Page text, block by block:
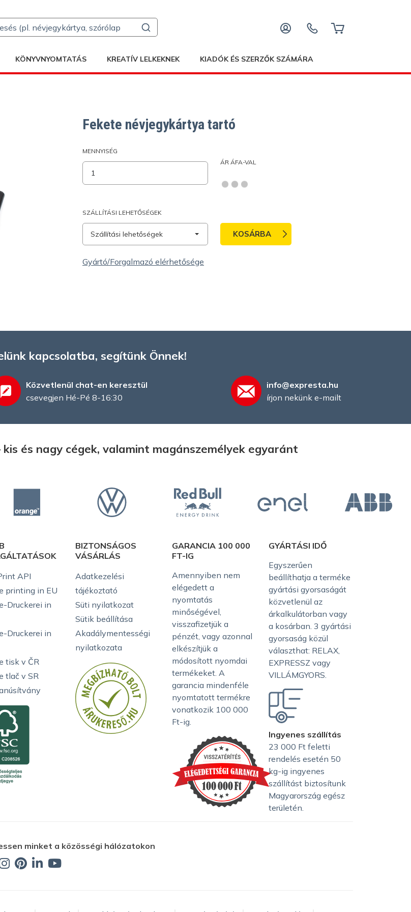
KÖNYVNYOMTATÁS KREATÍV LELKEKNEK KIADÓK ÉS SZERZŐK SZÁMÁRA
Fekete névjegykártya tartó
MENNYISÉG
ÁR ÁFA-VAL
SZÁLLÍTÁSI LEHETŐSÉGEK
Szállítási lehetőségek KOSÁRBA
Gyártó/Forgalmazó elérhetősége
kapcsolatba, segítünk Önnek!
Közvetlenül chat-en keresztül
csevegjen Hé-Pé 8-16:30
info@expresta.hu
írjon nekünk e-mailt
és nagy cégek, valamint magánszemélyek egyaránt
API
printing in EU
Druckerei in
Druckerei in
tisk v ČR
tlač v SR
BIZTONSÁGOS
VÁSÁRLÁS
Adatkezelési
tájékoztató
Süti nyilatkozat
Sütik beállítása
Akadálymentességi
nyilatkozata
GARANCIA 100 000
FT-IG
Amennyiben nem
elégedett a
nyomtatás
minőségével,
visszafizetjük a
pénzét, vagy azonnal
elkészítjük a
módosított nyomdai
termékeket. A
garancia mindenféle
nyomtatott termékre
vonatkozik 100 000
Ft-ig.
GYÁRTÁSI IDŐ
Egyszerűen
beállíthatja a terméke
gyártási gyorsaságát
közvetlenül az
árkalkulátorban vagy
a kosárban. 3 gyártási
gyorsaság közül
választhat: RELAX,
EXPRESSZ vagy
VILLÁMGYORS.
Ingyenes szállítás
23 000 Ft feletti
rendelés esetén 50
kg-ig ingyenes
szállítást biztosítunk
Magyarország egész
területén.
minket a közösségi hálózatokon